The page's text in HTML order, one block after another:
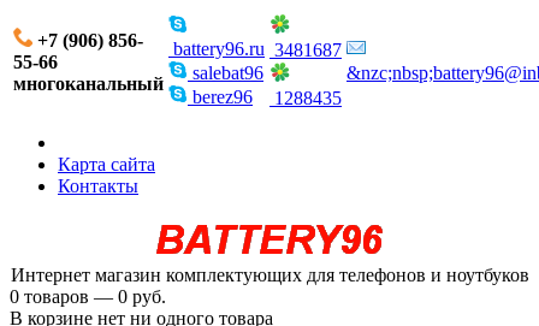
+7 (906) 856-
55-66
многоканальный
battery96.ru
salebat96
berez96
3481687
1288435
Карта сайта
Контакты
Интернет магазин комплектующих для телефонов и ноутбуков
0 товаров — 0 руб.
В корзине нет ни одного товара